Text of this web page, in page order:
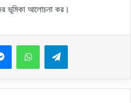
ভূমিকা আলোচনা কর।
MessengerWhatsAppTelegram